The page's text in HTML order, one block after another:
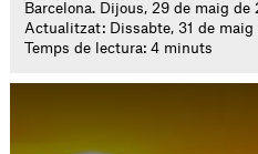
Barcelona. Dijous, 29 de maig de
Actualitzat: Dissabte, 31 de maig
Temps de lectura: 4 minuts